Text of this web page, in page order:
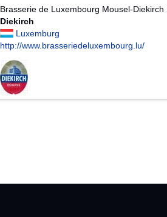
Brasserie de Luxembourg Mousel-Diekirch
Diekirch
Luxemburg
http://www.brasseriedeluxembourg.lu/